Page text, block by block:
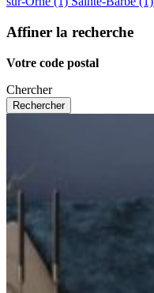
Affiner la recherche
Votre code postal
Chercher